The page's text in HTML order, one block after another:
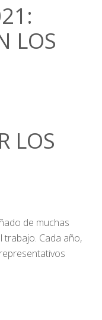
LOS
LOS
de muchas
trabajo. Cada año,